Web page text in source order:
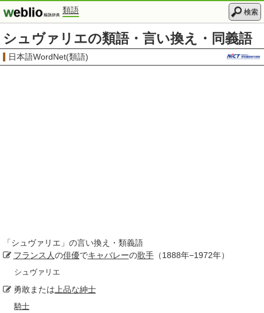
類語 検索
シュヴァリエの類語・言い換え・同義語
日本語WordNet(類語)
「シュヴァリエ 」の言い換え・類義語
フランス人の俳優でキャバレーの歌手（1888年−1972年）
シュヴァリエ
勇敢または 上品な紳士
騎士